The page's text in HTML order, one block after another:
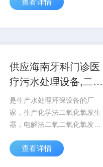
由五大部分组成池体，旋转布
机构，集水机构等。进水口、
查看详情
供应海南牙科门诊医
疗污水处理设备,二氧
化氯发生器
是生产水处理环保设备的厂
家，生产化学法二氧化氯发生
器，电解法二氧二氧化氯发生
备，次氯酸钠发生器，缓释消
查看详情